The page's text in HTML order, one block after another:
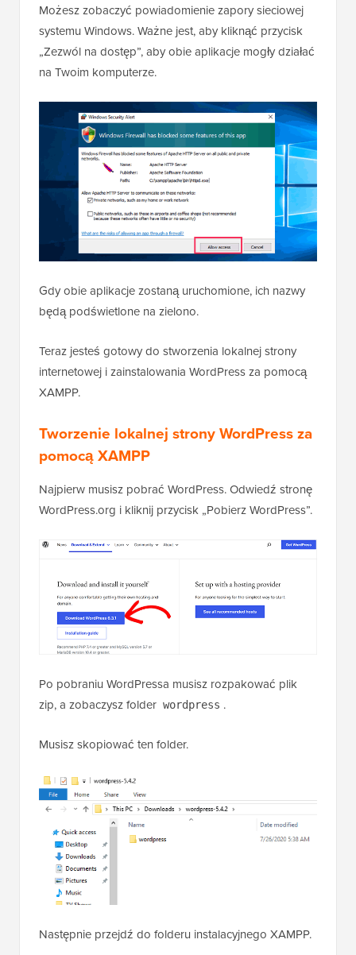
Możesz zobaczyć powiadomienie zapory sieciowej
systemu Windows. Ważne jest, aby kliknąć przycisk
„Zezwól na dostęp”, aby obie aplikacje mogły działać
na Twoim komputerze.
Gdy obie aplikacje zostaną uruchomione, ich nazwy
będą podświetlone na zielono.
Teraz jesteś gotowy do stworzenia lokalnej strony
internetowej i zainstalowania WordPress za pomocą
XAMPP.
Tworzenie lokalnej strony WordPress za
pomocą XAMPP
Najpierw musisz pobrać WordPress. Odwiedź stronę
WordPress.org i kliknij przycisk „Pobierz WordPress”.
Po pobraniu WordPressa musisz rozpakować plik
zip, a zobaczysz folder wordpress .
Musisz skopiować ten folder.
Następnie przejdź do folderu instalacyjnego XAMPP.